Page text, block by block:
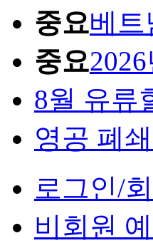
중요베트
중요
8월 유류
영공 폐
로그인/
비회원